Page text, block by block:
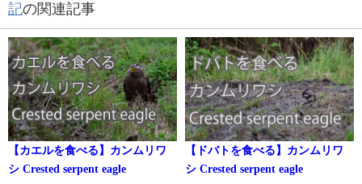
記の関連記事
【カエルを食べる】カンムリワ
シ Crested serpent eagle
【ドバトを食べる】カンムリワ
シ Crested serpent eagle